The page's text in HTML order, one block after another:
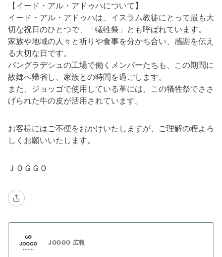
【イード・アル・アドゥハについて】
イード・アル・アドゥハは、イスラム教徒にとって最も大
切な祝日のひとつで、「犠牲祭」とも呼ばれています。
家族や地域の人々と祈りや食事を分かち合い、感謝を伝え
る大切な日です。
バングラデシュの工場で働くメンバーたちも、この期間に
故郷へ帰省し、家族との時間を過ごします。
また、ジョッゴで使用している革には、この犠牲祭でささ
げられた牛の皮が活用されています。
お客様にはご不便をおかけいたしますが、ご理解の程よろ
しくお願いいたします。
ＪＯＧＧＯ
JOGGO 広報